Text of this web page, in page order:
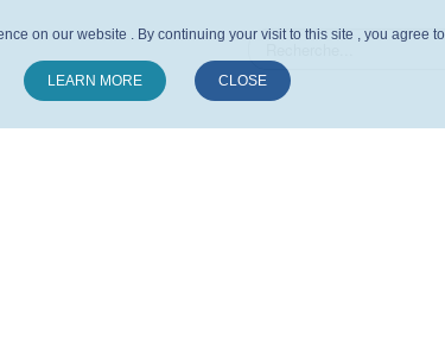
on our website . By continuing your visit to this site , you agree
LEARN MORE CLOSE